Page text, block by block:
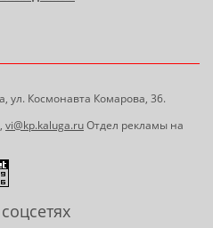
ул. Космонавта Комарова, 36.
, vi@kp.kaluga.ruОтдел рекламы на